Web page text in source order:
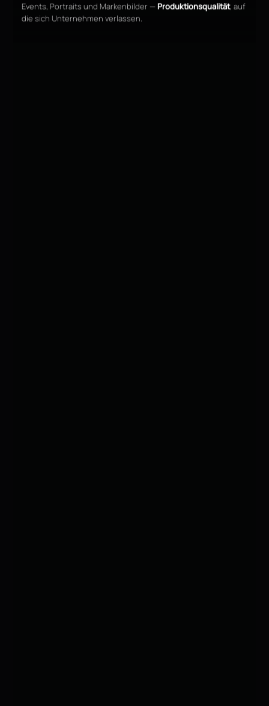
Events, Portraits und Markenbilder — Produktionsqualität, auf
die sich Unternehmen verlassen.